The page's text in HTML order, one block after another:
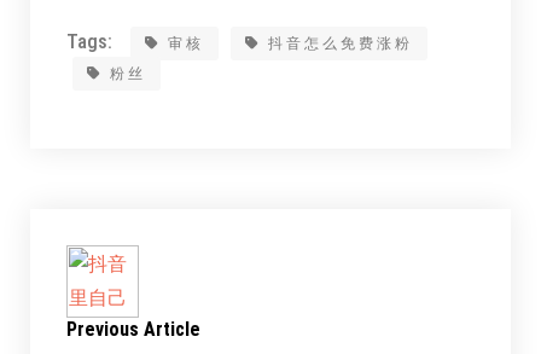
Tags: 审核
抖音怎么免费涨粉
粉丝
Previous Article